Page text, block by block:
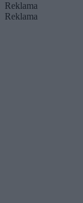
Reklama
Reklama